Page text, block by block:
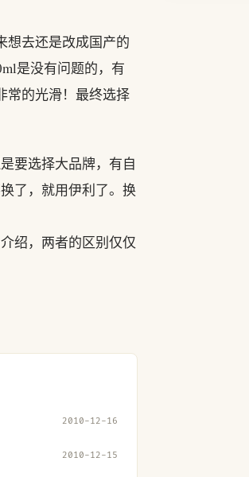
想去还是改成国产的
是没有问题的，有
常的光滑！最终选择
要选择大品牌，有自
了，就用伊利了。换
绍，两者的区别仅仅
2010-12-16
2010-12-15